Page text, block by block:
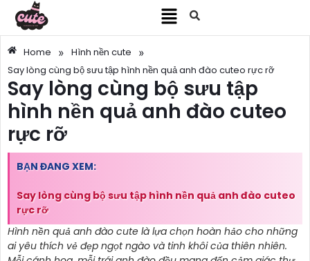
Home » Hình nền cute »
Say lòng cùng bộ sưu tập hình nền quả anh đào cuteo rực rỡ
Say lòng cùng bộ sưu tập
hình nền quả anh đào cuteo
rực rỡ
BẠN ĐANG XEM:
Say lòng cùng bộ sưu tập hình nền quả anh đào cuteo
rực rỡ
Hình nền quả anh đào cute là lựa chọn hoàn hảo cho những
ai yêu thích vẻ đẹp ngọt ngào và tinh khôi của thiên nhiên.